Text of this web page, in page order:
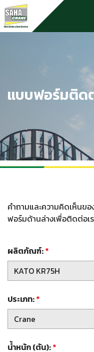
แบบฟอร์มติด
คำถามและความคิดเห็นข
ฟอร์มด้านล่างเพื่อติดต่อเ
ผลิตภัณฑ์:*
ประเภท:*
น้ำหนัก (ตัน):*